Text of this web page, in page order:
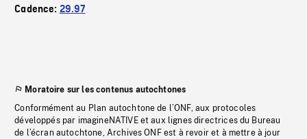
Cadence: 29.97
Moratoire sur les contenus autochtones
Conformément au Plan autochtone de l’ONF, aux protocoles
développés par imagineNATIVE et aux lignes directrices du Bureau
de l’écran autochtone, Archives ONF est à revoir et à mettre à jour